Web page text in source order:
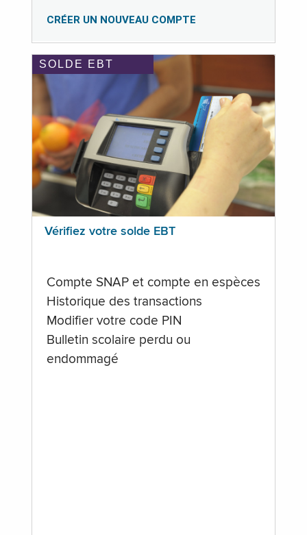
CRÉER UN NOUVEAU COMPTE
SOLDE EBT
Vérifiez votre solde EBT
Compte SNAP et compte en espèces
Historique des transactions
Modifier votre code PIN
Bulletin scolaire perdu ou
endommagé